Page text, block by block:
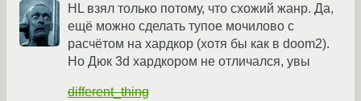
HL взял только потому, что схожий жанр. Да,
ещё можно сделать тупое мочилово с
расчётом на хардкор (хотя бы как в doom2).
Но Дюк 3d хардкором не отличался, увы
different_thing